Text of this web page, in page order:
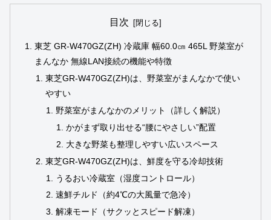
目次
東芝 GR-W470GZ(ZH) 冷蔵庫 幅60.0㎝ 465L 野菜室が
まんなか 無線LAN接続の機能や特徴
東芝GR‑W470GZ(ZH)は、野菜室がまんなかで使い
やすい
野菜室がまんなかのメリット（詳しく解説）
かがまず取り出せる“腰にやさしい”配置
大きな野菜も整理しやすい広いスペース
東芝GR‑W470GZ(ZH)は、鮮度を守る冷却技術
うるおい冷蔵室（湿度コントロール）
速鮮チルド（約4℃の大風量で急冷）
解凍モード（サクッとスピード解凍）